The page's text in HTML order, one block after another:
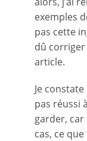
exemples
pas cette
dû
article.
Je
pas réussi
garder, car
cas, ce